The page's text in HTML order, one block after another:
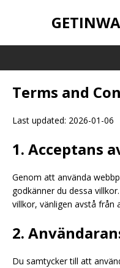
Terms and
Last updated: 2026-01-06
1. Acceptans
Genom att använda
godkänner du dessa
villkor, vänligen avstå från
2.
Du samtycker till att